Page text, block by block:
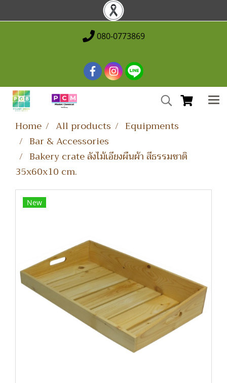
080-0773869
Home All products
Equipments
Bar & Accessories
Bakery crate ลังไม้เอียงผืนผ้า สีธรรมชาติ
35x60x10 cm.
New